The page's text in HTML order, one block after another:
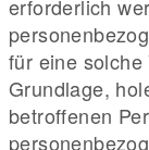
erforderlich
für eine
Grundlage,
betroffenen